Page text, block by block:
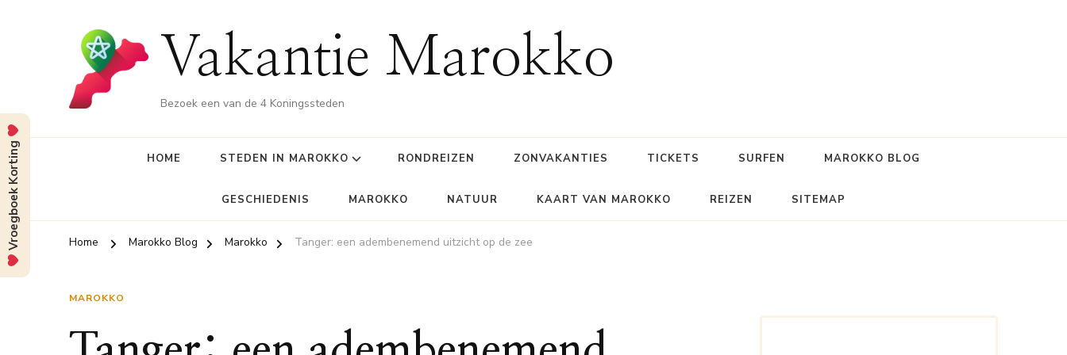
Vakantie Marokko
Bezoek een van de 4 Koningssteden
HOME STEDEN IN MAROKKO RONDREIZEN ZONVAKANTIES TICKETS SURFEN MAROKKO BLOG
GESCHIEDENIS MAROKKO NATUUR KAART VAN MAROKKO REIZEN SITEMAP
Home Marokko Blog Marokko Tanger: een adembenemend uitzicht op de zee
MAROKKO
Vroegboek Korting